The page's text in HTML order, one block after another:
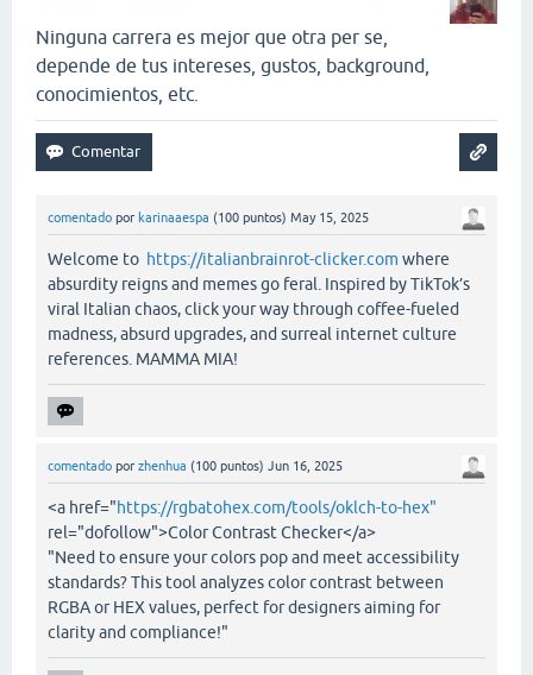
Ninguna carrera es mejor que otra per se,
depende de tus intereses, gustos, background,
conocimientos, etc.
comentado por karinaaespa (100 puntos) May 15, 2025
Welcome to https://italianbrainrot-clicker.com where
absurdity reigns and memes go feral. Inspired by TikTok’s
viral Italian chaos, click your way through coffee-fueled
madness, absurd upgrades, and surreal internet culture
references. MAMMA MIA!
comentado por zhenhua (100 puntos) Jun 16, 2025
<a href="https://rgbatohex.com/tools/oklch-to-hex"
rel="dofollow">Color Contrast Checker</a>
"Need to ensure your colors pop and meet accessibility
standards? This tool analyzes color contrast between
RGBA or HEX values, perfect for designers aiming for
clarity and compliance!"